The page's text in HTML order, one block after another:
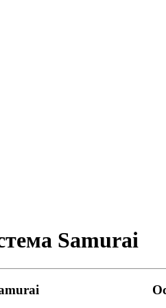
Samurai